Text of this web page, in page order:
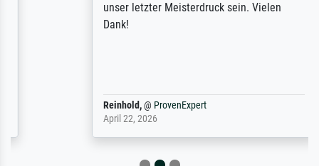
unser letzter Meisterdruck sein. Vielen
@ProvenExpert
April 22, 2026